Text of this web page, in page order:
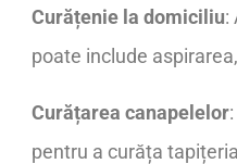
Curățenie la domiciliu:
poate include
Curățarea canapelelor
pentru a curăța